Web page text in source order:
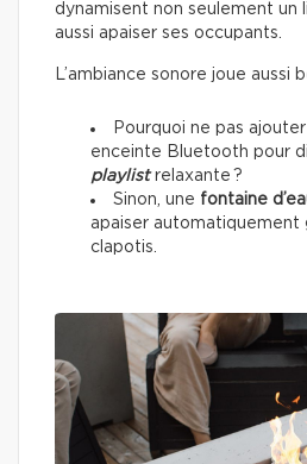
dynamisent non seulement un
aussi apaiser ses occupants.
L’ambiance sonore joue aussi
Pourquoi ne pas
enceinte Bluetooth pour
playlistrelaxante ?
Sinon, une fontaine
apaiser automatiquement
clapotis.